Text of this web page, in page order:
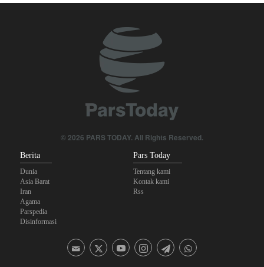
The Economist: Kesepakatan dengan Iran Opsi Realistis Akhiri
Yahya Saree: Kami Hancurkan Posisi Pasukan Bayaran Saudi
dengan Rudal Balistik dan Drone
Brigjen Akrami Nia: Artesh dalam Kondisi Siaga Penuh
Anggota Kongres AS Khawatirkan Dampak Menipisnya Rudal
Amerika Hadapi Iran
© 2026 PARS TODAY. All Rights Reserved.
Berita
Dunia
Asia Barat
Iran
Agama
Parspedia
Disinformasi
Pars Today
Tentang kami
Kontak kami
Rss